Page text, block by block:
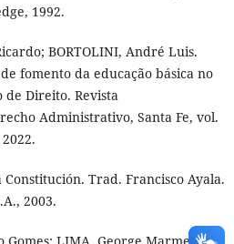
1992.
BORTOLINI, André Luis.
fomento da educação básica no
de Direito. Revista
Administrativo, Santa Fe, vol.
Trad. Francisco Ayala.
2003.